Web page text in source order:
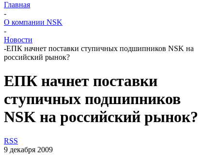
Главная
-
О компании NSK
-
Новости
-ЕПК начнет поставки ступичных подшипников NSK на
российский рынок?
ЕПК начнет поставки
ступичных подшипников
NSK на российский рынок?
RSS
9 декабря 2009